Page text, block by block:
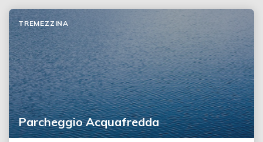
Parcheggio Acquafredda
TREMEZZINA